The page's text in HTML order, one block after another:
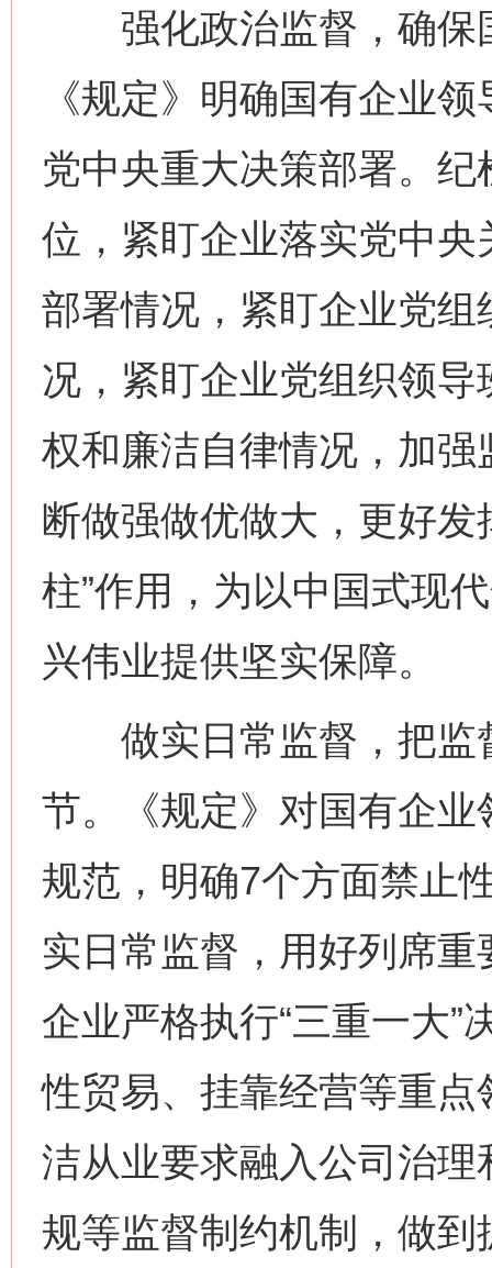
强化政治监督，确保
《规定》明确国有企业
党中央重大决策部署。
位，紧盯企业落实党中
部署情况，紧盯企业党
况，紧盯企业党组织领导
权和廉洁自律情况，加
断做强做优做大，更好发
柱”作用，为以中国式现
兴伟业提供坚实保障。
做实日常监督，把监
节。《规定》对国有企
规范，明确7个方面禁止
实日常监督，用好列席
企业严格执行“三重一大
性贸易、挂靠经营等重
洁从业要求融入公司治
规等监督制约机制，做